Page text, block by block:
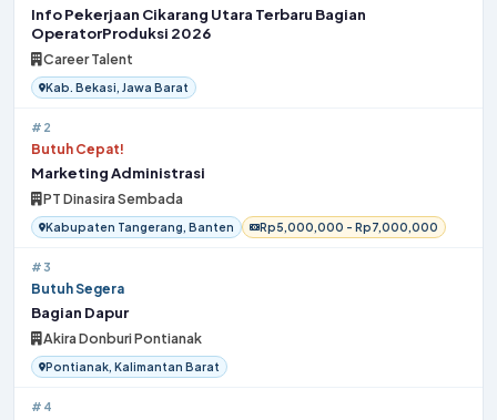
Info Pekerjaan Cikarang Utara Terbaru Bagian
OperatorProduksi 2026
Career Talent
Kab. Bekasi, Jawa Barat
#2
Butuh Cepat!
Marketing Administrasi
PT Dinasira Sembada
Kabupaten Tangerang, Banten Rp5,000,000 - Rp7,000,000
#3
Butuh Segera
Bagian Dapur
Akira Donburi Pontianak
Pontianak, Kalimantan Barat
#4